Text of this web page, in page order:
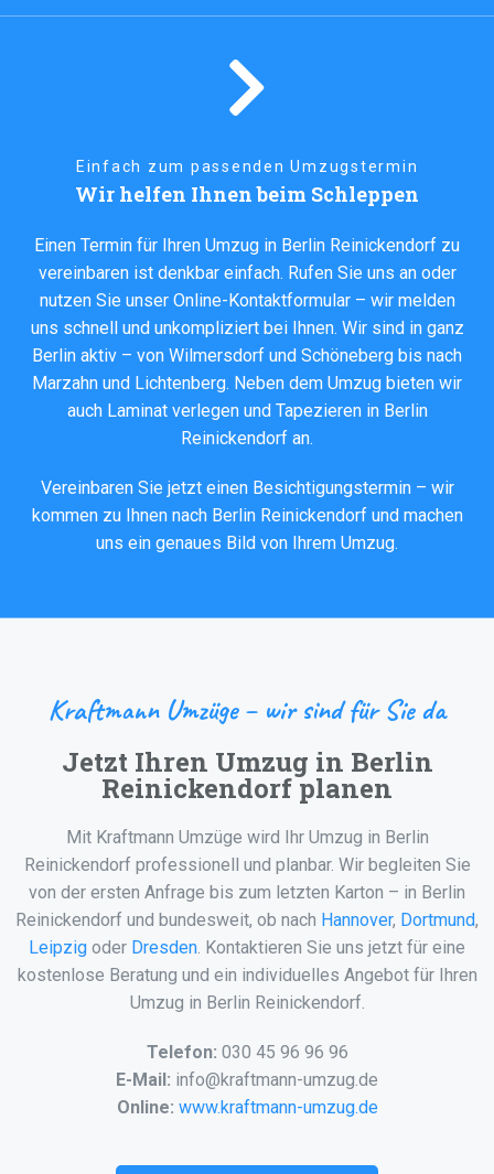
Einfach zum passenden Umzugstermin
Wir helfen Ihnen beim Schleppen
Einen Termin für Ihren Umzug in Berlin Reinickendorf zu
vereinbaren ist denkbar einfach. Rufen Sie uns an oder
nutzen Sie unser Online-Kontaktformular – wir melden
uns schnell und unkompliziert bei Ihnen. Wir sind in ganz
Berlin aktiv – von Wilmersdorf und Schöneberg bis nach
Marzahn und Lichtenberg. Neben dem Umzug bieten wir
auch Laminat verlegenund Tapezierenin Berlin
Reinickendorf an.
Vereinbaren Sie jetzt einen Besichtigungstermin – wir
kommen zu Ihnen nach Berlin Reinickendorf und machen
uns ein genaues Bild von Ihrem Umzug.
Kraftmann Umzüge – wir sind für Sie da
Jetzt Ihren Umzug in Berlin
Reinickendorf planen
Mit Kraftmann Umzüge wird Ihr Umzug in Berlin
Reinickendorf professionell und planbar. Wir begleiten Sie
von der ersten Anfrage bis zum letzten Karton – in Berlin
Reinickendorf und bundesweit, ob nach Hannover, Dortmund,
Leipzig oder Dresden. Kontaktieren Sie uns jetzt für eine
kostenlose Beratung und ein individuelles Angebot für Ihren
Umzug in Berlin Reinickendorf.
Telefon: 030 45 96 96 96
E-Mail: info@kraftmann-umzug.de
Online: www.kraftmann-umzug.de